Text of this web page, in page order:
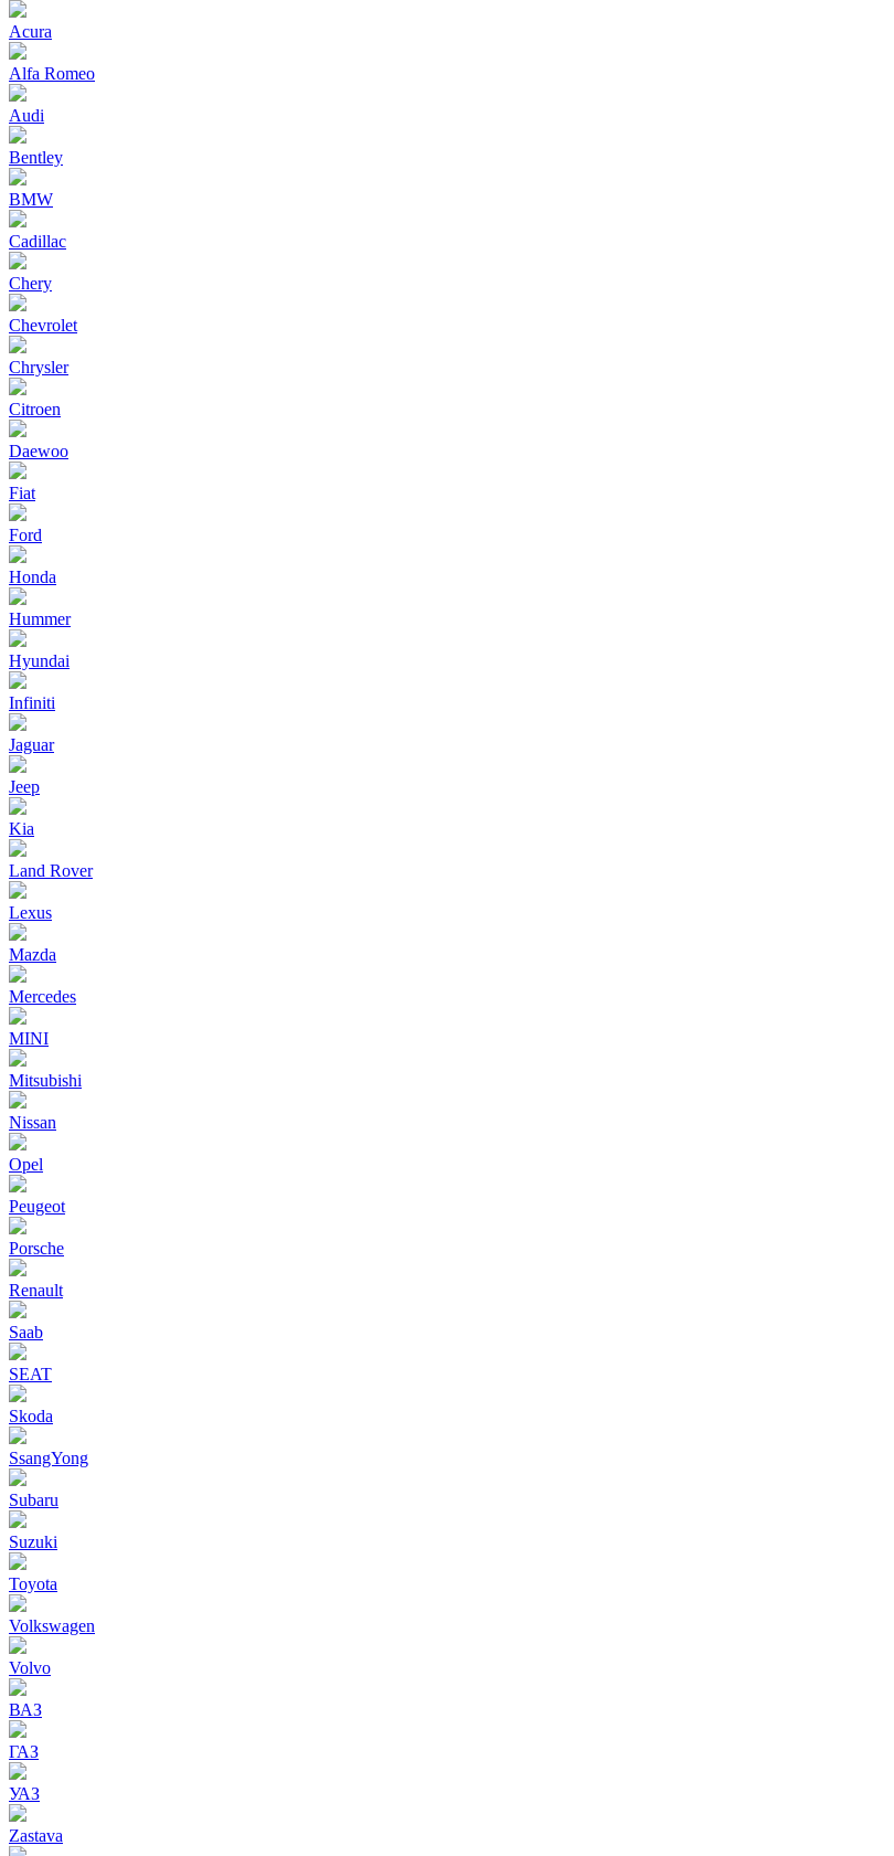
Acura
Alfa Romeo
Audi
Bentley
BMW
Cadillac
Chery
Chevrolet
Chrysler
Citroen
Daewoo
Fiat
Ford
Honda
Hummer
Hyundai
Infiniti
Jaguar
Jeep
Kia
Land Rover
Lexus
Mazda
Mercedes
MINI
Mitsubishi
Nissan
Opel
Peugeot
Porsche
Renault
Saab
SEAT
Skoda
SsangYong
Subaru
Suzuki
Toyota
Volkswagen
Volvo
ВАЗ
ГАЗ
УАЗ
Zastava